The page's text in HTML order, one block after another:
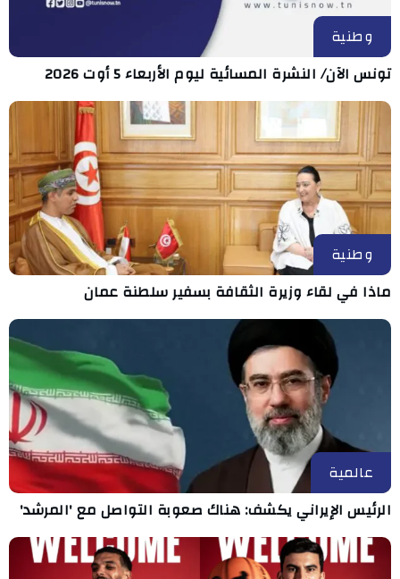
وطنية
تونس الآن/ النشرة المسائية ليوم الأربعاء 5 أوت 2026
وطنية
ماذا في لقاء وزيرة الثقافة بسفير سلطنة عمان
عالمية
الرئيس الإيراني يكشف: هناك صعوبة التواصل مع 'المرشد'